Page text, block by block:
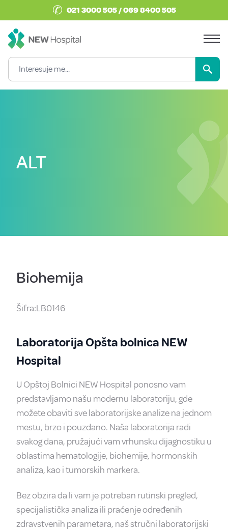
✆ 021 3000 505 / 069 8400 505
ALT
Biohemija
Šifra:LB0146
Laboratorija Opšta bolnica NEW
Hospital
U Opštoj Bolnici NEW Hospital ponosno vam
predstavljamo našu modernu laboratoriju, gde
možete obaviti sve laboratorijske analize na jednom
mestu, brzo i pouzdano. Naša laboratorija radi
svakog dana, pružajući vam vrhunsku dijagnostiku u
oblastima hematologije, biohemije, hormonskih
analiza, kao i tumorskih markera.
Bez obzira da li vam je potreban rutinski pregled,
specijalistička analiza ili praćenje određenih
zdravstvenih parametara, naš stručni laboratorijski